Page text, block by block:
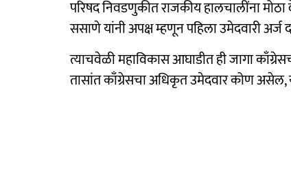
परिषद निवडणुकीत राजकीय हालचालींना
ससाणे यांनी अपक्ष म्हणून पहिला उमेदवारी
त्याचवेळी महाविकास आघाडीत ही जागा
तासांत काँग्रेसचा अधिकृत उमेदवार कोण असेल,